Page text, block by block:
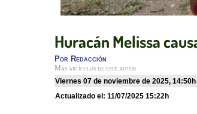
Huracán Melissa
Por Redacción
Más artículos de este autor
viernes 07 de noviembre de 2025, 14:50h
Actualizado el: 11/07/2025 15:22h